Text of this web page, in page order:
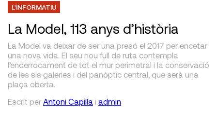
L'INFORMATIU
La Model, 113 anys d’història
La Model va deixar de ser una presó el 2017 per encetar
una nova vida. El seu nou full de ruta contempla
l’enderrocament de tot el mur perimetral i la conservació
de les sis galeries i del panòptic central, que serà una
plaça oberta.
Escrit per Antoni Capilla i admin